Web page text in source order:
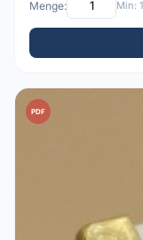
Menge: Min: 1
PDF